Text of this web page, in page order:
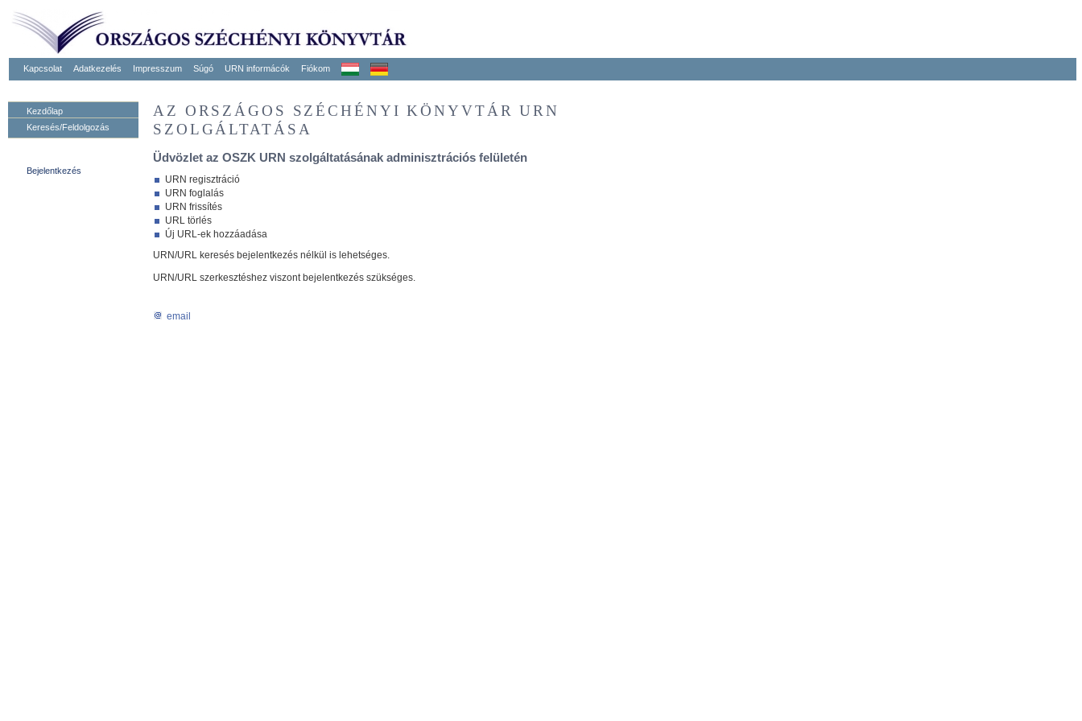
Kapcsolat Adatkezelés Impresszum Súgó URN informácók Fiókom
Kezdőlap
Keresés/Feldolgozás
Bejelentkezés
AZ ORSZÁGOS SZÉCHÉNYI KÖNYVTÁR URN
SZOLGÁLTATÁSA
Üdvözlet az OSZK URN szolgáltatásának adminisztrációs felületén
URN regisztráció
URN foglalás
URN frissítés
URL törlés
Új URL-ek hozzáadása
URN/URL keresés bejelentkezés nélkül is lehetséges.
URN/URL szerkesztéshez viszont bejelentkezés szükséges.
email